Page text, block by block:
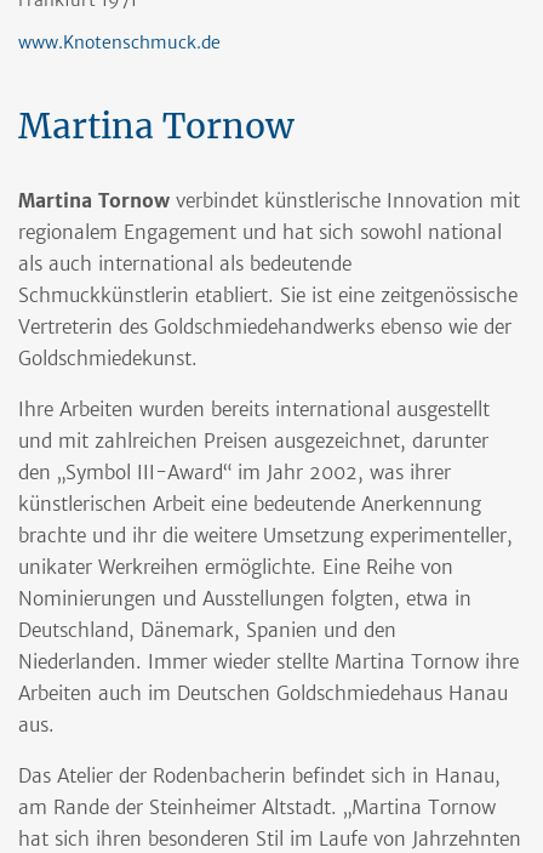
www.Knotenschmuck.de
Martina Tornow
Martina Tornow verbindet künstlerische Innovation mit
regionalem Engagement und hat sich sowohl national
als auch international als bedeutende
Schmuckkünstlerin etabliert. Sie ist eine zeitgenössische
Vertreterin des Goldschmiedehandwerks ebenso wie der
Goldschmiedekunst.
Ihre Arbeiten wurden bereits international ausgestellt
und mit zahlreichen Preisen ausgezeichnet, darunter
den „Symbol III-Award“ im Jahr 2002, was ihrer
künstlerischen Arbeit eine bedeutende Anerkennung
brachte und ihr die weitere Umsetzung experimenteller,
unikater Werkreihen ermöglichte. Eine Reihe von
Nominierungen und Ausstellungen folgten, etwa in
Deutschland, Dänemark, Spanien und den
Niederlanden. Immer wieder stellte Martina Tornow ihre
Arbeiten auch im Deutschen Goldschmiedehaus Hanau
aus.
Das Atelier der Rodenbacherin befindet sich in Hanau,
am Rande der Steinheimer Altstadt. „Martina Tornow
hat sich ihren besonderen Stil im Laufe von Jahrzehnten